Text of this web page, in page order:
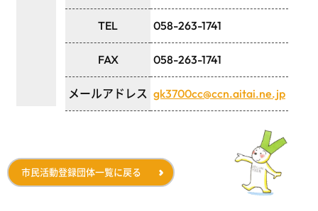
TEL 058-263-1741
FAX 058-263-1741
メールアドレス gk3700cc@ccn.aitai.ne.jp
市民活動登録団体一覧に戻る